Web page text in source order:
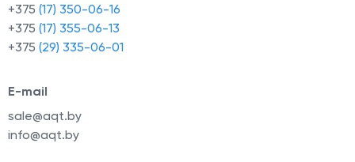
+375 (17) 350-06-16
+375 (17) 355-06-13
+375 (29) 335-06-01
E-mail
sale@aqt.by
info@aqt.by